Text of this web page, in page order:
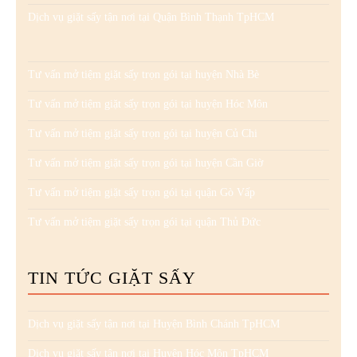
Dịch vụ giặt sấy tận nơi tại Quận Bình Thạnh TpHCM
Tư vấn mở tiệm giặt sấy trọn gói tại huyện Nhà Bè
Tư vấn mở tiệm giặt sấy trọn gói tại huyện Hóc Môn
Tư vấn mở tiệm giặt sấy trọn gói tại huyện Củ Chi
Tư vấn mở tiệm giặt sấy trọn gói tại huyện Cần Giờ
Tư vấn mở tiệm giặt sấy trọn gói tại quận Gò Vấp
Tư vấn mở tiệm giặt sấy trọn gói tại quận Thủ Đức
TIN TỨC GIẶT SẤY
Dịch vụ giặt sấy tận nơi tại Huyện Bình Chánh TpHCM
Dịch vụ giặt sấy tận nơi tại Huyện Hóc Môn TpHCM